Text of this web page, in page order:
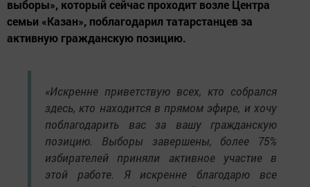
выборы», который сейчас проходит возле Центра
семьи «Казан», поблагодарил татарстанцев за
активную гражданскую позицию.
«Искренне приветствую всех, кто собрался
здесь, кто находится в прямом эфире, и хочу
поблагодарить вас за вашу гражданскую
позицию. Выборы завершены, более 75%
избирателей приняли активное участие в
этой работе. Я искренне благодарю все